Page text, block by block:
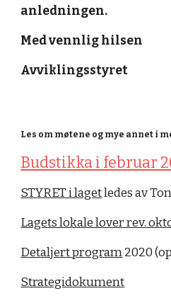
anledningen.
Med vennlig hilsen
Avviklingsstyret
Les om møtene og mye annet i
Budstikka i februar
STYRET i laget ledes av
Lagets lokale lover rev.
Detaljert program 2020
Strategidokument